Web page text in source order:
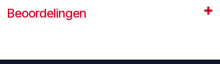
Beoordelingen